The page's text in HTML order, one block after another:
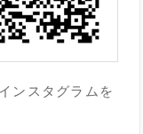
ンスタグラムを